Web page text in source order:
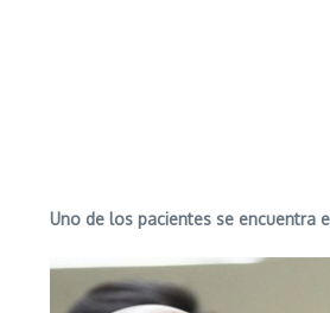
Uno de los pacientes se encuentra